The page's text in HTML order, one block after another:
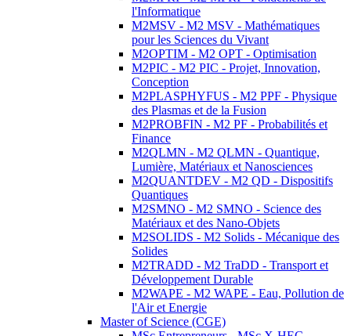
l'Informatique
M2MSV - M2 MSV - Mathématiques
pour les Sciences du Vivant
M2OPTIM - M2 OPT - Optimisation
M2PIC - M2 PIC - Projet, Innovation,
Conception
M2PLASPHYFUS - M2 PPF - Physique
des Plasmas et de la Fusion
M2PROBFIN - M2 PF - Probabilités et
Finance
M2QLMN - M2 QLMN - Quantique,
Lumière, Matériaux et Nanosciences
M2QUANTDEV - M2 QD - Dispositifs
Quantiques
M2SMNO - M2 SMNO - Science des
Matériaux et des Nano-Objets
M2SOLIDS - M2 Solids - Mécanique des
Solides
M2TRADD - M2 TraDD - Transport et
Développement Durable
M2WAPE - M2 WAPE - Eau, Pollution de
l'Air et Energie
Master of Science (CGE)